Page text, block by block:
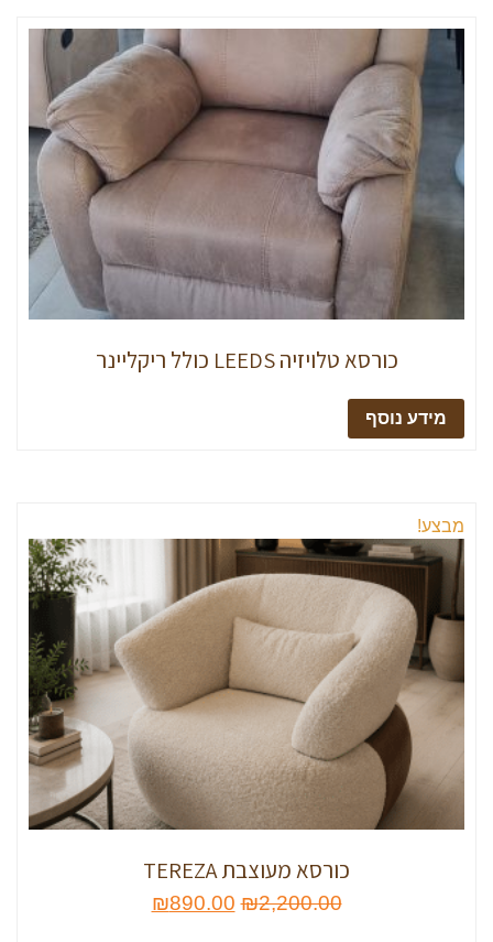
כורסא טלויזיה LEEDS כולל ריקליינר
מידע נוסף
מבצע!
כורסא מעוצבת TEREZA
₪2,200.00
₪890.00